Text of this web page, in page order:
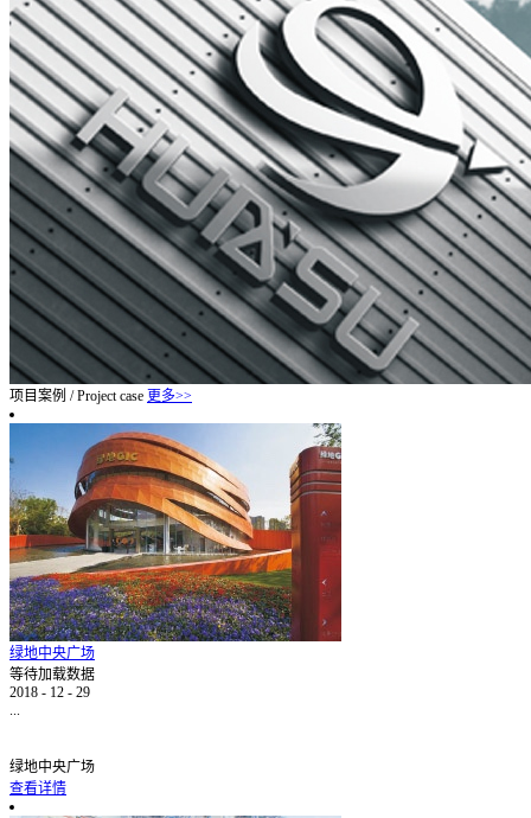
项目案例 / Project case 更多>>
绿地中央广场
等待加载数据
2018 - 12 - 29
...
绿地中央广场
查看详情